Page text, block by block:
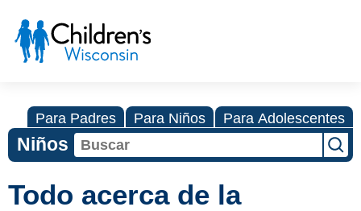
Para Padres Para Niños Para Adolescentes
Niños
Todo acerca de la